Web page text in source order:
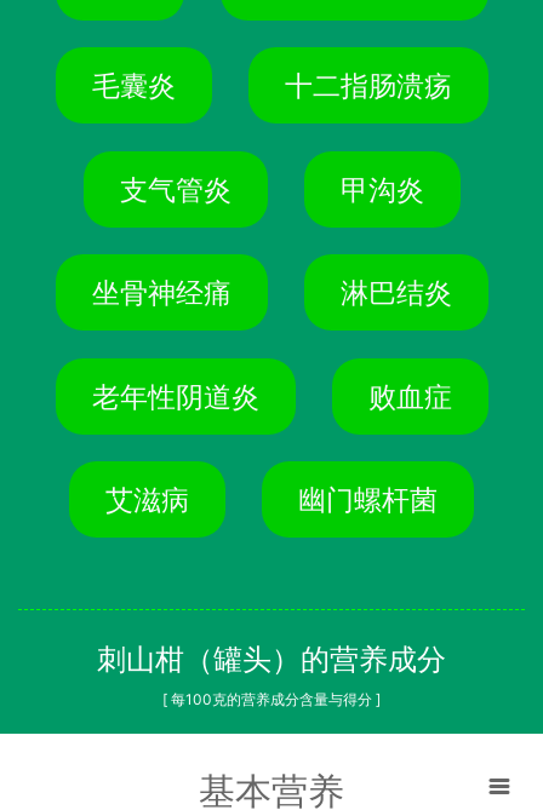
毛囊炎 十二指肠溃疡
支气管炎 甲沟炎
坐骨神经痛 淋巴结炎
老年性阴道炎 败血症
艾滋病 幽门螺杆菌
刺山柑（罐头）的营养成分
[ 每100克的营养成分含量与得分 ]
基本营养